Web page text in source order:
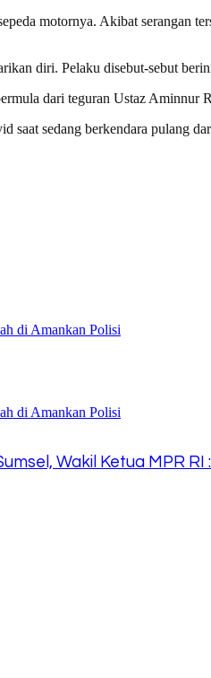
motornya. Akibat serangan
diri. Pelaku disebut-sebut
dari teguran Ustaz
saat sedang berkendara pulang
Wakil Ketua MPR